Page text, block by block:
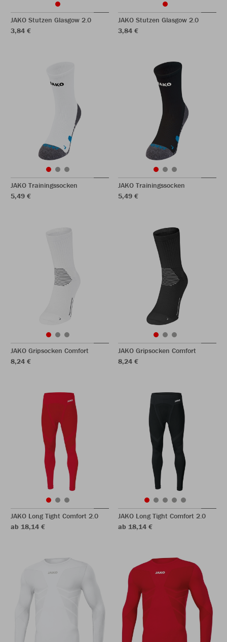
JAKO Stutzen Glasgow 2.0
3,84 €
JAKO Stutzen Glasgow 2.0
3,84 €
JAKO Trainingssocken
5,49 €
JAKO Trainingssocken
5,49 €
JAKO Gripsocken Comfort
8,24 €
JAKO Gripsocken Comfort
8,24 €
JAKO Long Tight Comfort 2.0
ab 18,14 €
JAKO Long Tight Comfort 2.0
ab 18,14 €